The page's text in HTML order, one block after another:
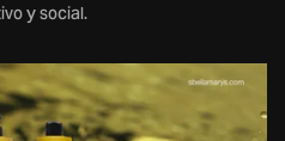
y social.